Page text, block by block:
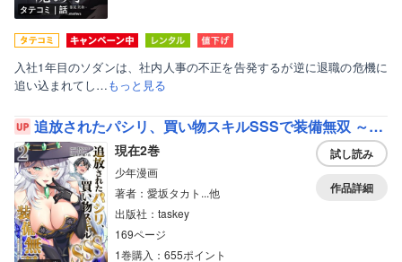
タテコミ｜話
入社1年目のソダンは、社内人事の不正を告発するが逆に退職の危機に
追い込まれてし…もっと見る
追放されたパシリ、買い物スキルSSSで装備無双 ～買ったモノを超強化して最強パーティー目指します～【単行本版】
現在2巻
少年漫画
著者：愛坂タカト...他
出版社：taskey
169ページ
1巻購入：655ポイント
試し読み
作品詳細